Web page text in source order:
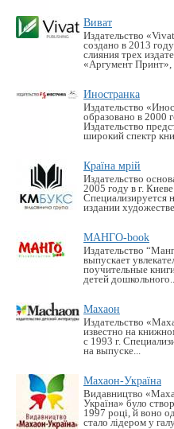
Виват
Издательство
создано в 2013
слияния трех
«Аргумент Принт»,
Иностранка
Издательство
образовано в 2000
Издательство
широкий спектр
Країна мрій
Издательство
2005 году в г.
Специализируется
издании
МАНГО-book
Издательство
выпускает
поучительные
детей
Махаон
Издательство
известно на
с 1993 г.
на выпуске...
Махаон-Україна
Видавництво
Україна» було
1997 році, й воно
стало лідером у